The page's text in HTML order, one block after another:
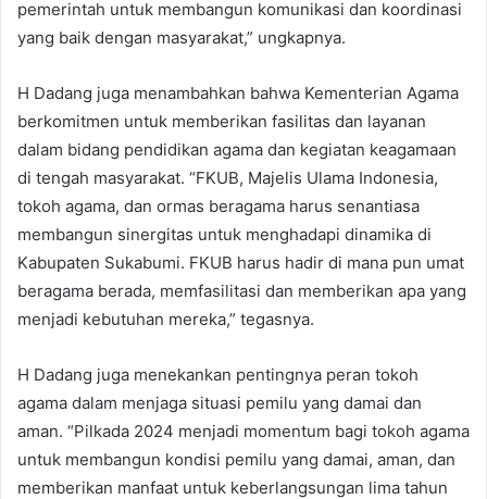
pemerintah untuk membangun komunikasi dan koordinasi
yang baik dengan masyarakat,” ungkapnya.
H Dadang juga menambahkan bahwa Kementerian Agama
berkomitmen untuk memberikan fasilitas dan layanan
dalam bidang pendidikan agama dan kegiatan keagamaan
di tengah masyarakat. “FKUB, Majelis Ulama Indonesia,
tokoh agama, dan ormas beragama harus senantiasa
membangun sinergitas untuk menghadapi dinamika di
Kabupaten Sukabumi. FKUB harus hadir di mana pun umat
beragama berada, memfasilitasi dan memberikan apa yang
menjadi kebutuhan mereka,” tegasnya.
H Dadang juga menekankan pentingnya peran tokoh
agama dalam menjaga situasi pemilu yang damai dan
aman. “Pilkada 2024 menjadi momentum bagi tokoh agama
untuk membangun kondisi pemilu yang damai, aman, dan
memberikan manfaat untuk keberlangsungan lima tahun